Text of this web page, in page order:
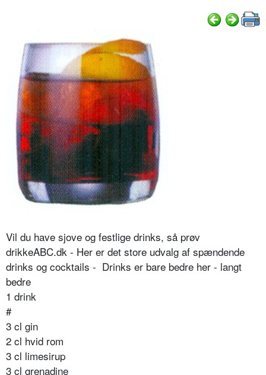
Vil du have sjove og festlige drinks, så prøv
drikkeABC.dk - Her er det store udvalg af spændende
drinks og cocktails - Drinks er bare bedre her - langt
bedre
1 drink
#
3 cl gin
2 cl hvid rom
3 cl limesirup
3 cl grenadine